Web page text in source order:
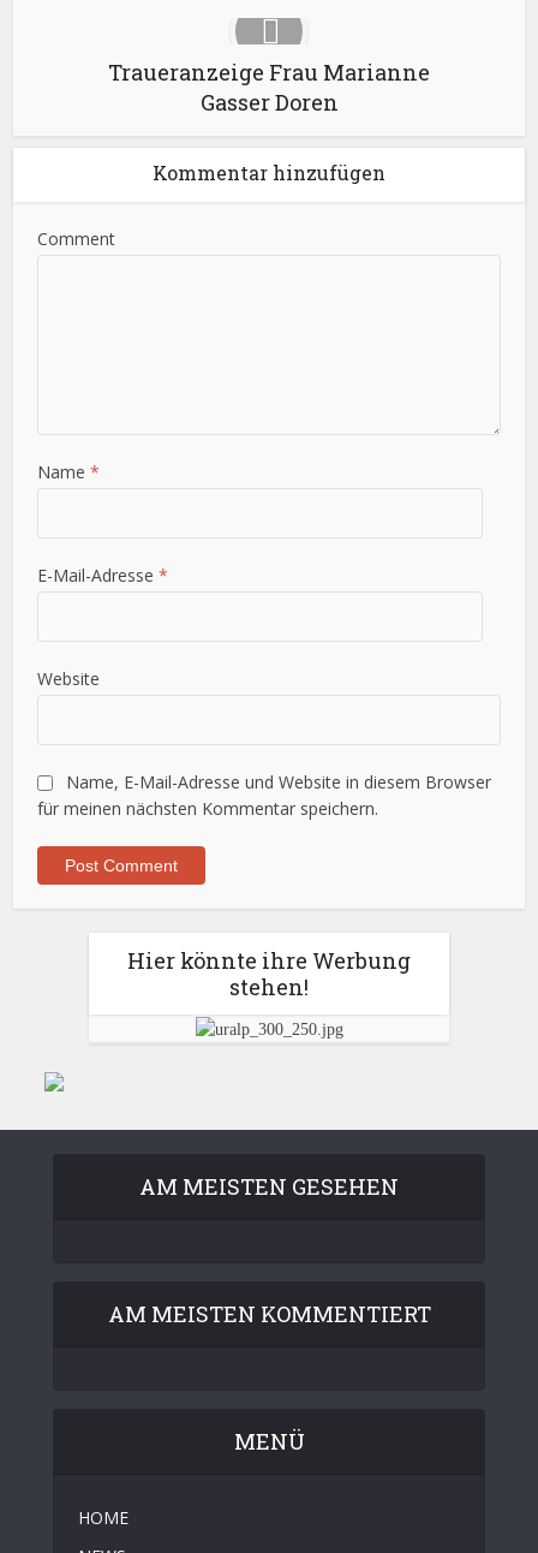
Traueranzeige Frau Marianne
Gasser Doren
Kommentar hinzufügen
Comment
Name*
E-Mail-Adresse*
Website
Name, E-Mail-Adresse und Website in diesem Browser
für meinen nächsten Kommentar speichern.
Hier könnte ihre Werbung
stehen!
AM MEISTEN GESEHEN
AM MEISTEN KOMMENTIERT
MENÜ
HOME